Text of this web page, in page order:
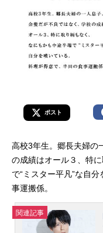
ポスト
高校3年生。郷長夫婦の
の成績はオール３、特
で“ミスター平凡”な自
事運搬係。
関連記事